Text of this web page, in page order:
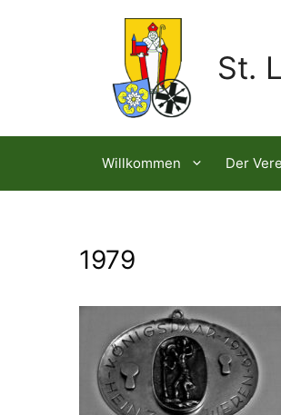
St.
Willkommen Der
1979